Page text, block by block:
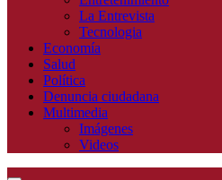
La Entrevista
Tecnologia
Economía
Salud
Política
Denuncia ciudadana
Multimedia
Imágenes
Videos